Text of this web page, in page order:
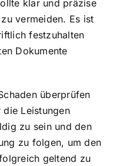
klar und präzise
vermeiden. Es ist
festzuhalten
Dokumente
überprüfen
die Leistungen
zu sein und den
zu folgen, um den
geltend zu